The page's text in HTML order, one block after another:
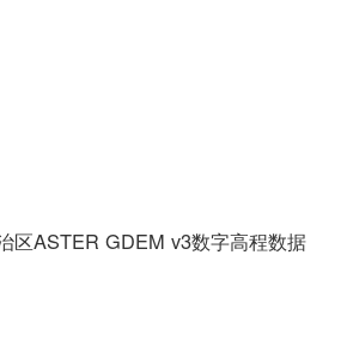
区ASTER GDEM v3数字高程数据